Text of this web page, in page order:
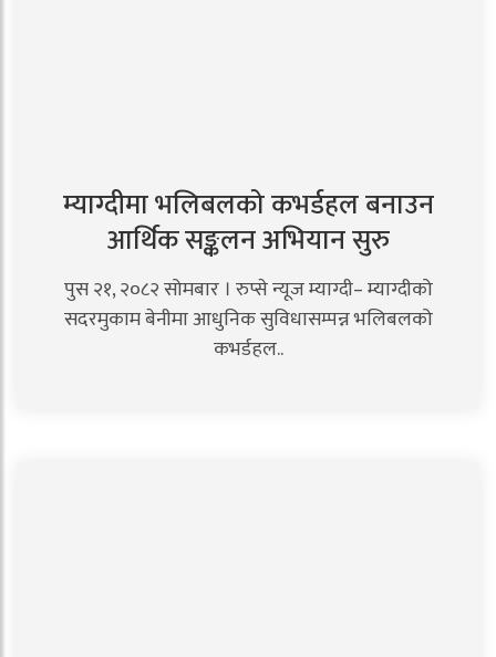
म्याग्दीमा भलिबलको कभर्डहल बनाउन
आर्थिक सङ्कलन अभियान सुरु
पुस २१, २०८२ सोमबार । रुप्से न्यूज म्याग्दी– म्याग्दीको
सदरमुकाम बेनीमा आधुनिक सुविधासम्पन्न भलिबलको
कभर्डहल..